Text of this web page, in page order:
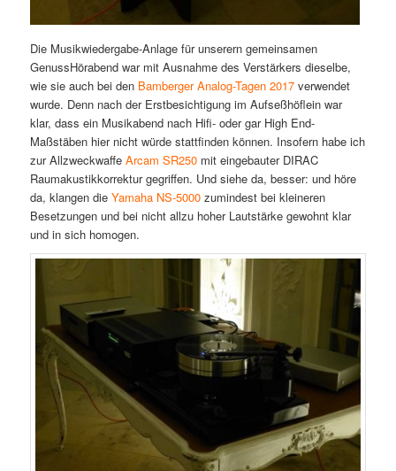
Die Musikwiedergabe-Anlage für unserern gemeinsamen
GenussHörabend war mit Ausnahme des Verstärkers dieselbe,
wie sie auch bei den Bamberger Analog-Tagen 2017verwendet
wurde. Denn nach der Erstbesichtigung im Aufseßhöflein war
klar, dass ein Musikabend nach Hifi- oder gar High End-
Maßstäben hier nicht würde stattfinden können. Insofern habe ich
zur Allzweckwaffe Arcam SR250mit eingebauter DIRAC
Raumakustikkorrektur gegriffen. Und siehe da, besser: und höre
da, klangen die Yamaha NS-5000zumindest bei kleineren
Besetzungen und bei nicht allzu hoher Lautstärke gewohnt klar
und in sich homogen.